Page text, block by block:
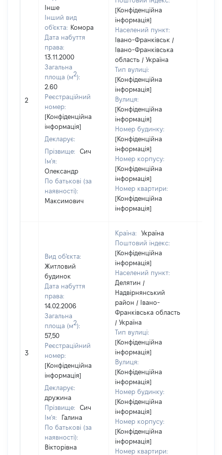
2
Інше
Інший вид
об'єкта: Комора
Дата набуття
права:
13.11.2000
Загальна
площа (м2):
2.60
Реєстраційний
номер:
[Конфіденційна
інформація]
Декларує:
Прізвище:
Сич
Ім'я:
Олександр
По батькові (за
наявності):
Максимович
[Конфіденційна
інформація]
Населений пункт:
Івано-Франківськ /
Івано-Франківська
область / Україна
Тип вулиці:
[Конфіденційна
інформація]
Вулиця:
[Конфіденційна
інформація]
Номер будинку:
[Конфіденційна
інформація]
Номер корпусу:
[Конфіденційна
інформація]
Номер квартири:
[Конфіденційна
інформація]
3
Вид об'єкта:
Житловий
будинок
Дата набуття
права:
14.02.2006
Загальна
площа (м2):
57,50
Реєстраційний
номер:
[Конфіденційна
інформація]
Декларує:
дружина
Прізвище:
Сич
Ім'я:
Галина
По батькові (за
наявності):
Вікторівна
Країна:
Україна
Поштовий індекс:
[Конфіденційна
інформація]
Населений пункт:
Делятин /
Надвірнянський
район / Івано-
Франківська область
/ Україна
Тип вулиці:
[Конфіденційна
інформація]
Вулиця:
[Конфіденційна
інформація]
Номер будинку:
[Конфіденційна
інформація]
Номер корпусу:
[Конфіденційна
інформація]
Номер квартири: